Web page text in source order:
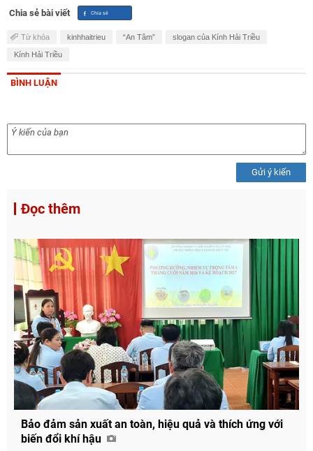
Chia sẻ bài viết
Từ khóa kinhhaitrieu “An Tâm” slogan của Kính Hải Triều
Kính Hải Triều
BÌNH LUẬN
Gửi ý kiến
Đọc thêm
Bảo đảm sản xuất an toàn, hiệu quả và thích ứng với
biến đổi khí hậu